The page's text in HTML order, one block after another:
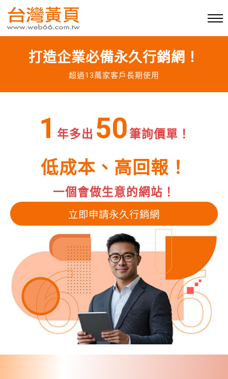
打造企業必備永久行銷網！
超過13萬家客戶長期使用
1 年多出 50 筆詢價單！
低成本、高回報！
一個會做生意的網站！
立即申請永久行銷網